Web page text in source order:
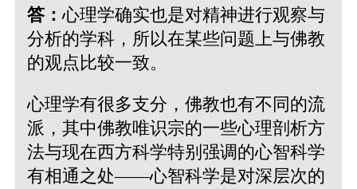
答：心理学确实也是对精神进行观察与
分析的学科，所以在某些问题上与佛教
的观点比较一致。
心理学有很多支分，佛教也有不同的流
派，其中佛教唯识宗的一些心理剖析方
法与现在西方科学特别强调的心智科学
有相通之处——心智科学是对深层次的